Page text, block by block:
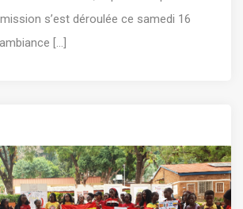
s’est déroulée ce samedi 16
[...]